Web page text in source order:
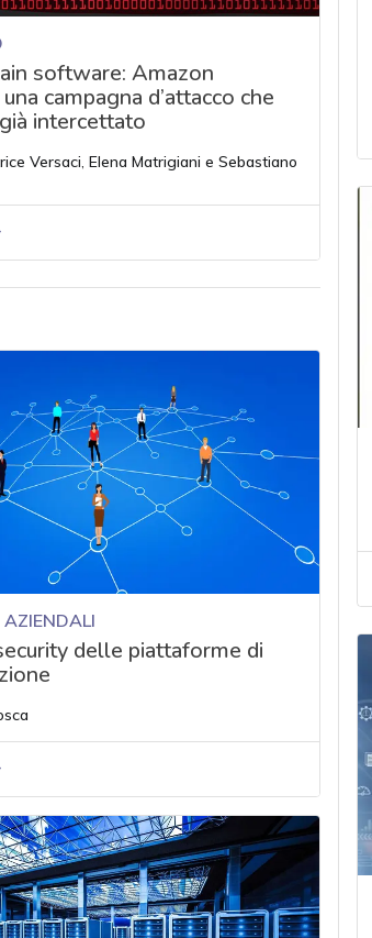
software: Amazon
campagna d’attacco che
intercettato
Versaci, Elena Matrigiani e Sebastiano
delle piattaforme di